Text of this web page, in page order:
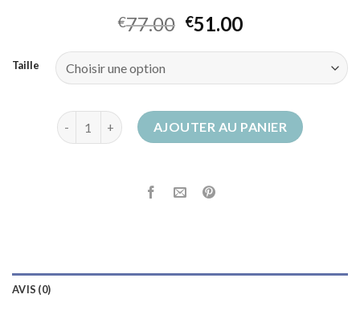
€77.00 €51.00
Taille
quantité de botte de pluie bebe
AJOUTER AU PANIER
AVIS (0)